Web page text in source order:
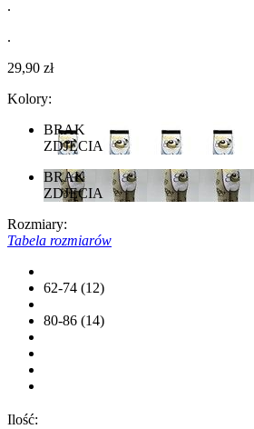
.
.
29,90 zł
Kolory:
BRAK
ZDJĘCIA
BRAK
ZDJĘCIA
Rozmiary:
Tabela rozmiarów
62-74 (12)
80-86 (14)
Ilość: